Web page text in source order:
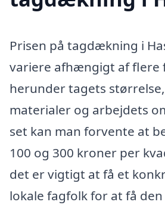
Prisen på tagdækning i
variere afhængigt af flere
herunder tagets
materialer og arbejdets
set kan man forvente at
100 og 300 kroner per
det er vigtigt at få et
lokale fagfolk for at få